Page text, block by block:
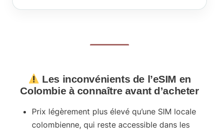
Les inconvénients de l’eSIM en
Colombie à connaître avant d’acheter
Prix légèrement plus élevé qu’une SIM locale
colombienne, qui reste accessible dans les